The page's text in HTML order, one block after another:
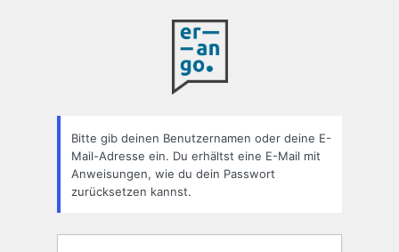
Bitte gib deinen Benutzernamen oder deine E-
Mail-Adresse ein. Du erhältst eine E-Mail mit
Anweisungen, wie du dein Passwort
zurücksetzen kannst.